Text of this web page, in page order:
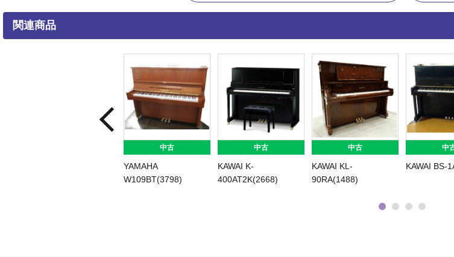
関連商品
ROLEX RX-300DW
YAMAHA
UX30WnC(4551)
YAMAHA
YU3WnC(5909)
YAMAHA
YUS5Wn(6488)